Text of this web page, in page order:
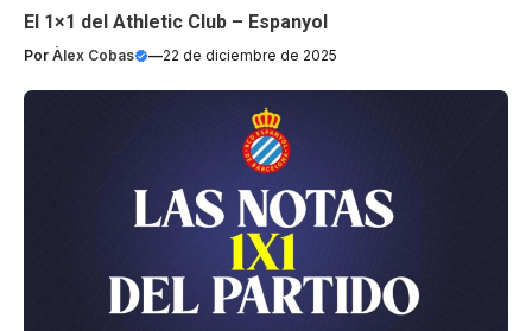
El 1×1 del Athletic Club – Espanyol
Por Àlex Cobas —22 de diciembre de 2025